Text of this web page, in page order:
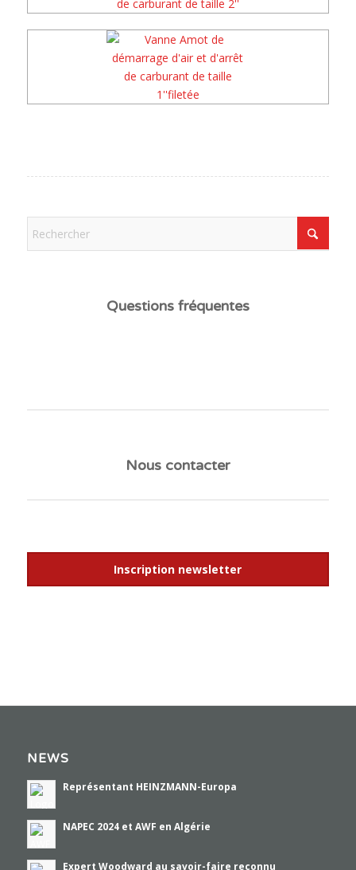
Questions fréquentes
Nous contacter
Inscription newsletter
NEWS
Représentant HEINZMANN-Europa
NAPEC 2024 et AWF en Algérie
Expert Woodward au savoir-faire reconnu